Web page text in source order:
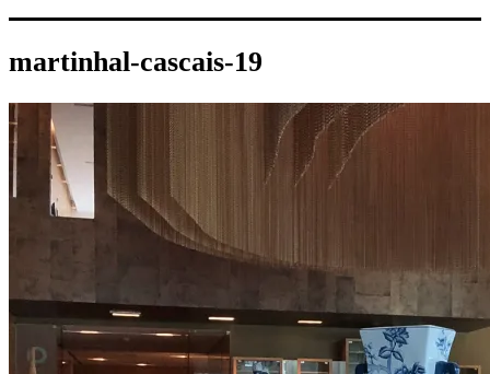
martinhal-cascais-19